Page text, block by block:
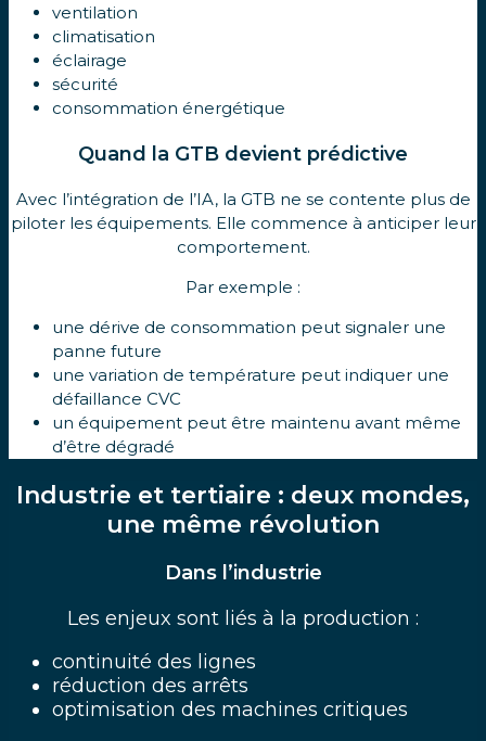
ventilation
climatisation
éclairage
sécurité
consommation énergétique
Quand la GTB devient prédictive
Avec l’intégration de l’IA, la GTB ne se contente plus de
piloter les équipements. Elle commence à anticiper leur
comportement.
Par exemple :
une dérive de consommation peut signaler une
panne future
une variation de température peut indiquer une
défaillance CVC
un équipement peut être maintenu avant même
d’être dégradé
Industrie et tertiaire : deux mondes,
une même révolution
Dans l’industrie
Les enjeux sont liés à la production :
continuité des lignes
réduction des arrêts
optimisation des machines critiques